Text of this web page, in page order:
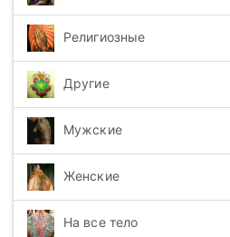
Религиозные
Другие
Мужские
Женские
На все тело